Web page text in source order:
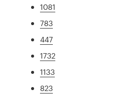
1081
783
447
1732
1133
823